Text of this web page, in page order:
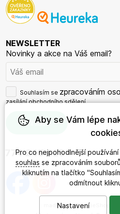
NEWSLETTER
Novinky a akce na Váš email?
Souhlasím se zpracováním
zasílání obchodního sdělení.
774 245 625
made with❤byineShop
©
Aby se Vám lépe
Pro co nejpohodlnější
souhlas se zpracováním
kliknutím na tlačítko
odmítnout
Nastavení